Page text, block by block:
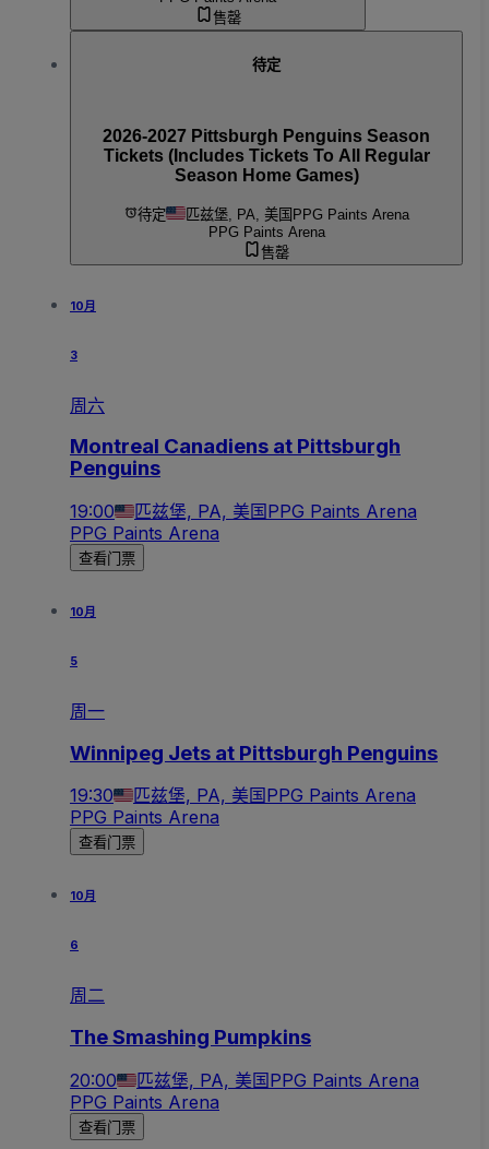
售罄
待定
2026-2027 Pittsburgh Penguins Season
Tickets (Includes Tickets To All Regular
Season Home Games)
待定 匹兹堡, PA, 美国 PPG Paints Arena
PPG Paints Arena
售罄
10月
3
周六
Montreal Canadiens at Pittsburgh
Penguins
19:00 匹兹堡, PA, 美国PPG Paints Arena
PPG Paints Arena
查看门票
10月
5
周一
Winnipeg Jets at Pittsburgh Penguins
19:30 匹兹堡, PA, 美国PPG Paints Arena
PPG Paints Arena
查看门票
10月
6
周二
The Smashing Pumpkins
20:00 匹兹堡, PA, 美国PPG Paints Arena
PPG Paints Arena
查看门票